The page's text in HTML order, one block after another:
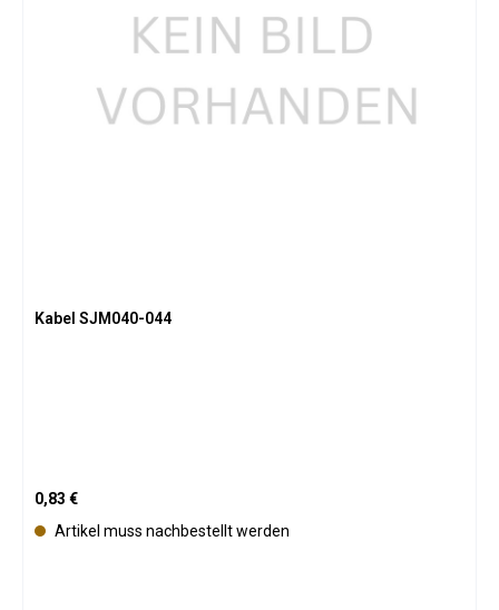
Kabel SJM040-044
Regulärer Preis:
0,83 €
Artikel muss nachbestellt werden